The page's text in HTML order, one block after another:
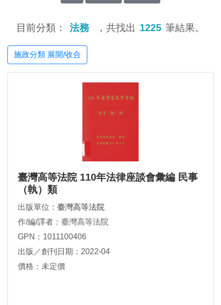
目前分類： 法務 ，共找出 1225 筆結果。
施政分類 展開/收合
臺灣高等法院 110年法律座談會彙編 民事
（執）類
出版單位： 臺灣高等法院
作/編/譯者：臺灣高等法院
GPN：1011100406
出版／創刊日期：2022-04
價格：未定價